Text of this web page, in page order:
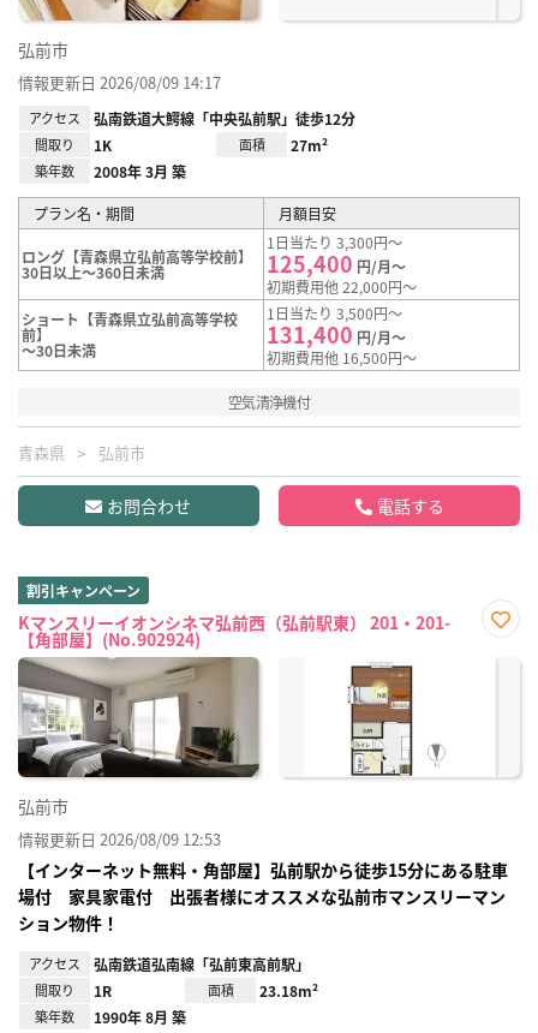
弘前市
情報更新日 2026/08/09 14:17
アクセス 弘南鉄道大鰐線「中央弘前駅」徒歩12分
間取り 1K 面積 27m²
築年数 2008年 3月 築
プラン名・期間 月額目安
ロング【青森県立弘前高等学校前】
30日以上～360日未満
1日当たり 3,300円～
125,400 円/月～
初期費用他 22,000円～
ショート【青森県立弘前高等学校
前】
～30日未満
1日当たり 3,500円～
131,400 円/月～
初期費用他 16,500円～
空気清浄機付
青森県 弘前市
お問合わせ 電話する
割引キャンペーン
Kマンスリーイオンシネマ弘前西（弘前駅東） 201・201-
【角部屋】(No.902924)
に入
弘前市
情報更新日 2026/08/09 12:53
【インターネット無料・角部屋】弘前駅から徒歩15分にある駐車
場付 家具家電付 出張者様にオススメな弘前市マンスリーマン
ション物件！
アクセス 弘南鉄道弘南線「弘前東高前駅」
間取り 1R 面積 23.18m²
築年数 1990年 8月 築